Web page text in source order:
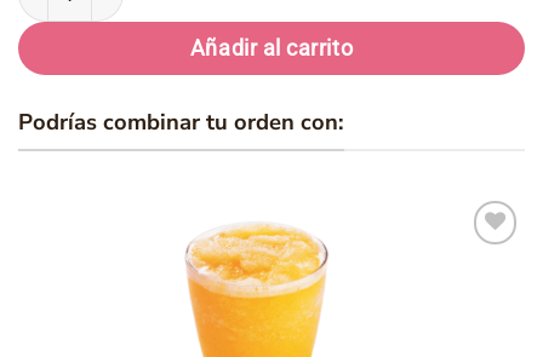
Añadir al carrito
Podrías combinar tu orden con: